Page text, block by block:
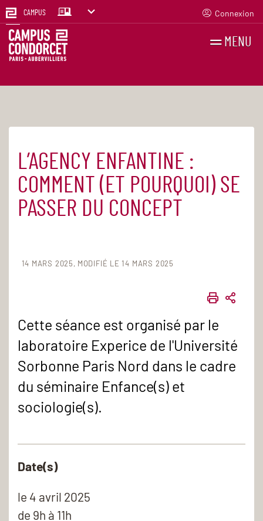
CAMPUS Connexion
MENU
Accueil Agenda
L’AGENCY ENFANTINE :
COMMENT (ET POURQUOI) SE
PASSER DU CONCEPT
14 MARS 2025 MODIFIÉ LE 14 MARS 2025
Cette séance est organisé par le
laboratoire Experice de l'Université
Sorbonne Paris Nord dans le cadre
du séminaire Enfance(s) et
sociologie(s).
Date(s)
le 4 avril 2025
de 9h à 11h